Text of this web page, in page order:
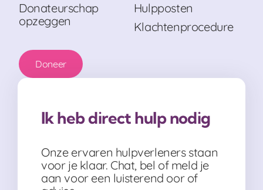
Donateurschap
opzeggen
Doneer
Hulpposten
Klachtenprocedure
Ik heb direct hulp nodig
Onze ervaren hulpverleners staan
voor je klaar. Chat, bel of meld je
aan voor een luisterend oor of